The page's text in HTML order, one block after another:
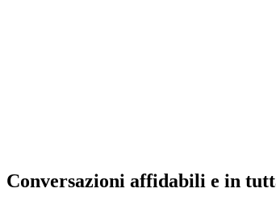
Conversazioni affidabili e in